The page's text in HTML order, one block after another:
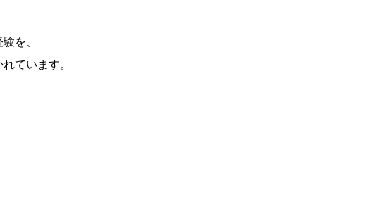
を、
ています。